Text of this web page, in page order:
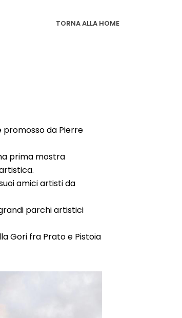
TORNA ALLA HOME
promosso da Pierre
prima mostra
amici artisti da
parchi artistici
Gori fra Prato e Pistoia